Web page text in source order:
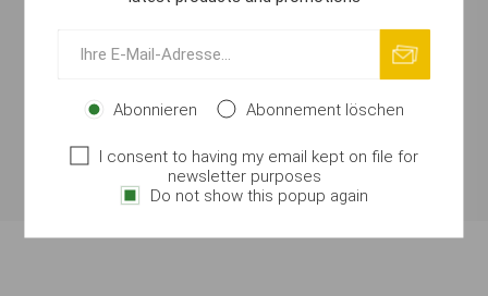
Bildet einen lockintensiven "Schleim" auf der
Schnelle Wirkung auch in extrem kaltem Wasser
Top-Wahl für Wettkampf- und Feederangler
Geeignet zur Aufwertung von Mais und Pellets
Abonnieren Abonnement löschen
I consent to having my email kept on file for
newsletter purposes
Do not show this popup again